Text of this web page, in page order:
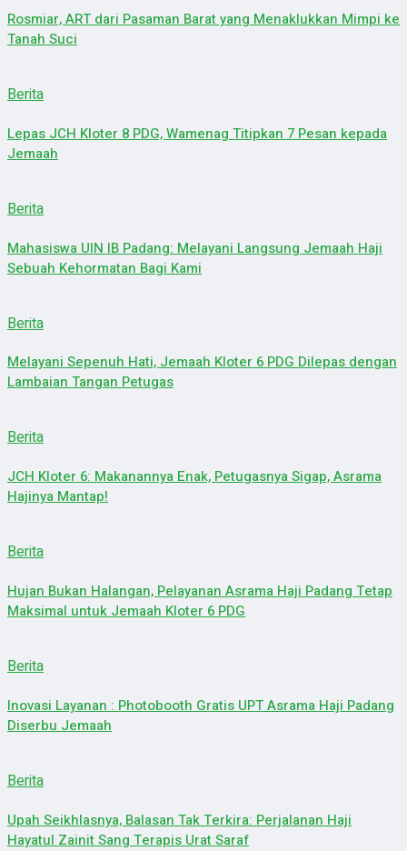
Rosmiar, ART dari Pasaman Barat yang Menaklukkan Mimpi ke
Tanah Suci
Berita
Lepas JCH Kloter 8 PDG, Wamenag Titipkan 7 Pesan kepada
Jemaah
Berita
Mahasiswa UIN IB Padang: Melayani Langsung Jemaah Haji
Sebuah Kehormatan Bagi Kami
Berita
Melayani Sepenuh Hati, Jemaah Kloter 6 PDG Dilepas dengan
Lambaian Tangan Petugas
Berita
JCH Kloter 6: Makanannya Enak, Petugasnya Sigap, Asrama
Hajinya Mantap!
Berita
Hujan Bukan Halangan, Pelayanan Asrama Haji Padang Tetap
Maksimal untuk Jemaah Kloter 6 PDG
Berita
Inovasi Layanan : Photobooth Gratis UPT Asrama Haji Padang
Diserbu Jemaah
Berita
Upah Seikhlasnya, Balasan Tak Terkira: Perjalanan Haji
Hayatul Zainit Sang Terapis Urat Saraf